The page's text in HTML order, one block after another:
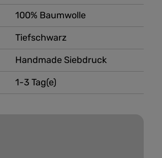
Tiefschwarz
Handmade Siebdruck
100% Baumwolle
1-3 Tag(e)